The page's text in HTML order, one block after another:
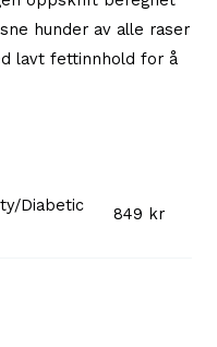
hunder av alle raser
lavt fettinnhold for å
Diabetic
849 kr